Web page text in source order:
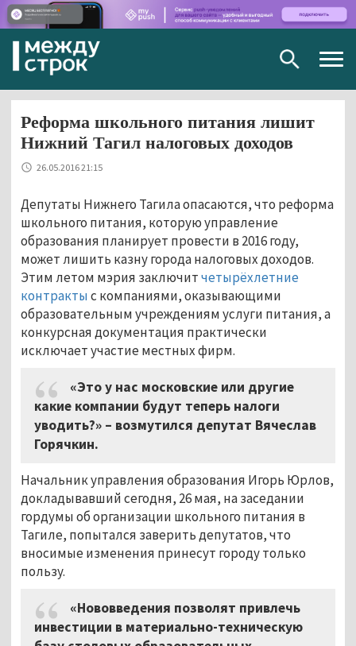
Реформа школьного питания лишит
Нижний Тагил налоговых доходов
26.05.2016 21:15
Депутаты Нижнего Тагила опасаются, что реформа
школьного питания, которую управление
образования планирует провести в 2016 году,
может лишить казну города налоговых доходов.
Этим летом мэрия заключитчетырёхлетние
контрактыс компаниями, оказывающими
образовательным учреждениям услуги питания, а
конкурсная документация практически
исключает участие местных фирм.
«Это у нас московские или другие
какие компании будут теперь налоги
уводить?» – возмутился депутат Вячеслав
Горячкин.
Начальник управления образования Игорь Юрлов,
докладывавший сегодня, 26 мая, на заседании
гордумы об организации школьного питания в
Тагиле, попытался заверить депутатов, что
вносимые изменения принесут городу только
пользу.
«Нововведения позволят привлечь
инвестиции в материально-техническую